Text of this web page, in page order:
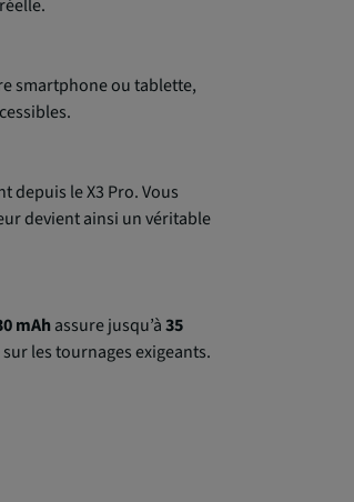
smartphone ou tablette,
depuis le X3 Pro. Vous
devient ainsi un véritable
mAh assure jusqu’à35
les tournages exigeants.